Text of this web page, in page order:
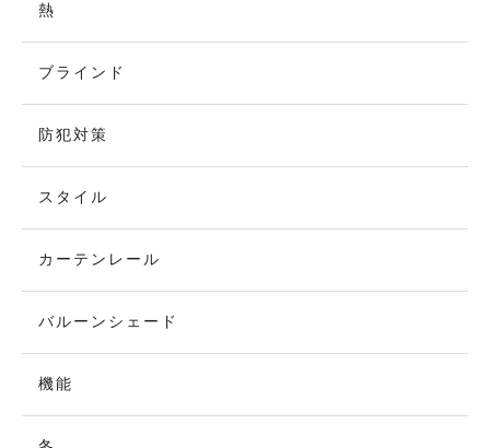
熱
ブラインド
防犯対策
スタイル
カーテンレール
バルーンシェード
機能